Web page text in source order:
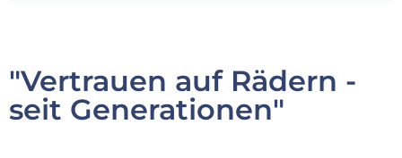
"Vertrauen auf Rädern -
seit Generationen"